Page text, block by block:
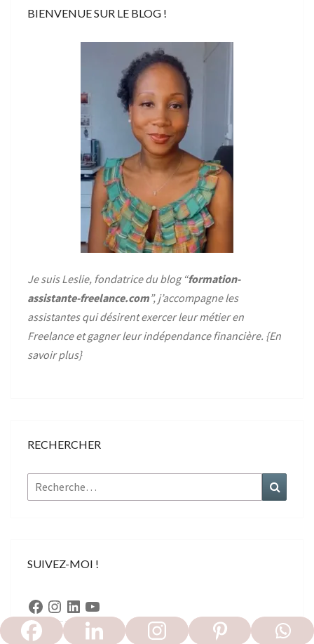
BIENVENUE SUR LE BLOG !
Je suis Leslie, fondatrice du blog “formation-
assistante-freelance.com”, j’accompagne les
assistantes qui désirent exercer leur métier en
Freelance et gagner leur indépendance financière. {En
savoir plus}
RECHERCHER
Rechercher :
SUIVEZ-MOI !
Facebook
Instagram
LinkedInYouTube